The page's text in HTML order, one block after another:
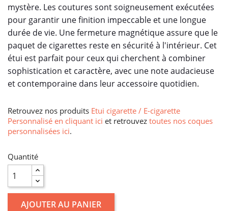
mystère. Les coutures sont soigneusement exécutées
pour garantir une finition impeccable et une longue
durée de vie. Une fermeture magnétique assure que le
paquet de cigarettes reste en sécurité à l'intérieur. Cet
étui est parfait pour ceux qui cherchent à combiner
sophistication et caractère, avec une note audacieuse
et contemporaine dans leur accessoire quotidien.
Retrouvez nos produits Etui cigarette / E-cigarette
Personnalisé en cliquant ici et retrouvez toutes nos coques
personnalisées ici.
Quantité
AJOUTER AU PANIER